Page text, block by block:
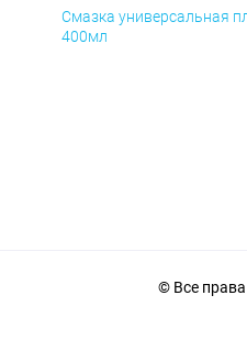
Смазка универсальная
400мл
© Все